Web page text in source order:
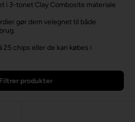
i 3-tonet Clay Combosite materiale
gør dem velegnet til både
25 chips eller de kan købes i
Filtrer produkter